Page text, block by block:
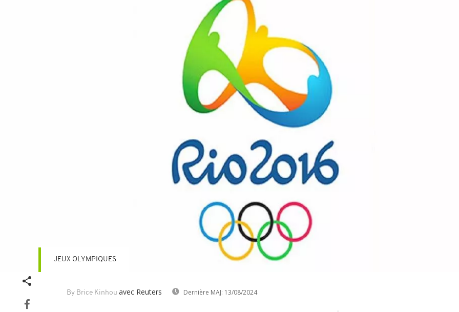
By Brice Kinhou avec Reuters Dernière MAJ: 13/08/2024
JEUX OLYMPIQUES